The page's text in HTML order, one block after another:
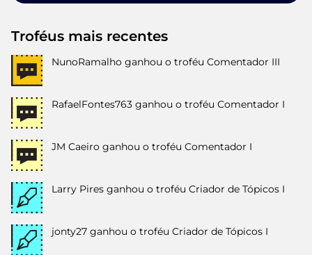
Troféus mais recentes
NunoRamalho ganhou o troféu Comentador III
RafaelFontes763 ganhou o troféu Comentador I
JM Caeiro ganhou o troféu Comentador I
Larry Pires ganhou o troféu Criador de Tópicos I
jonty27 ganhou o troféu Criador de Tópicos I